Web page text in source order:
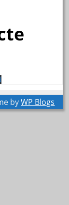
byWP Blogs